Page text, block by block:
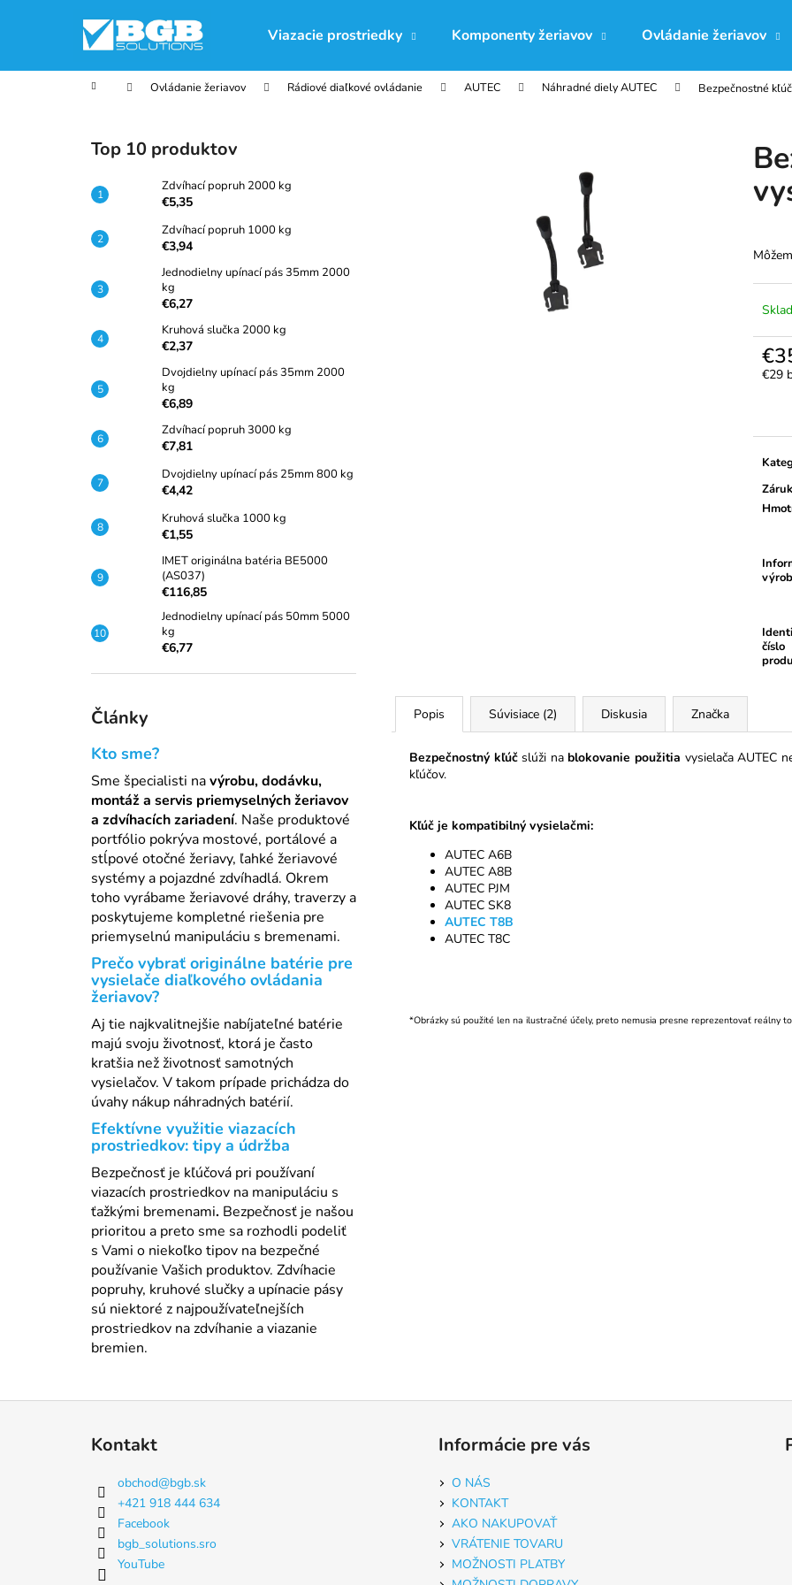
Viazacie prostriedky Komponenty žeriavov Ovládanie žeriavov
Domov Ovládanie žeriavov Rádiové diaľkové ovládanie AUTEC Náhradné diely AUTEC Bezpečnostné
Top 10 produktov
Zdvíhací popruh 2000 kg
€5,35
Zdvíhací popruh 1000 kg
€3,94
Jednodielny upínací pás 35mm 2000
kg
€6,27
Kruhová slučka 2000 kg
€2,37
Dvojdielny upínací pás 35mm 2000
kg
€6,89
Zdvíhací popruh 3000 kg
€7,81
Dvojdielny upínací pás 25mm 800 kg
€4,42
Kruhová slučka 1000 kg
€1,55
IMET originálna batéria BE5000
(AS037)
€116,85
Jednodielny upínací pás 50mm 5000
kg
€6,77
Články
Kto sme?
Sme špecialisti navýrobu, dodávku,
montáž a servis priemyselných žeriavov
a zdvíhacích zariadení. Naše produktové
portfólio pokrýva mostové, portálové a
stĺpové otočné žeriavy, ľahké žeriavové
systémy a pojazdné zdvíhadlá. Okrem
toho vyrábame žeriavové dráhy, traverzy a
poskytujeme kompletné riešenia pre
priemyselnú manipuláciu s bremenami.
Prečo vybrať originálne batérie pre
vysielače diaľkového ovládania
žeriavov?
Aj tie najkvalitnejšie nabíjateľné batérie
majú svoju životnosť, ktorá je často
kratšia než životnosť samotných
vysielačov. V takom prípade prichádza do
úvahy nákup náhradných batérií.
Efektívne využitie viazacích
prostriedkov: tipy a údržba
Bezpečnosť je kľúčová pri používaní
viazacích prostriedkov na manipuláciu s
ťažkými bremenami. Bezpečnosť je našou
prioritou a preto sme sa rozhodli podeliť
s Vami o niekoľko tipov na bezpečné
používanie Vašich produktov. Zdvíhacie
popruhy, kruhové slučky a upínacie pásy
sú niektoré z najpoužívateľnejších
prostriedkov na zdvíhanie a viazanie
bremien.
€29
číslo
Popis Súvisiace (2) Diskusia Značka
Bezpečnostný kľúčslúži nablokovanie použitia vysielača AUTEC
kľúčov.
Kľúč je kompatibilný vysielačmi:
AUTEC A6B
AUTEC A8B
AUTEC PJM
AUTEC SK8
AUTEC T8B
AUTEC T8C
*Obrázky sú použité len na ilustračné účely, preto nemusia presne reprezentovať reálny
í
Späť
do
Späť
do
Čo potrebujete nájsť?
Odporúčame
ZDVÍHACÍ POPRUH 2000 KG
Pôvodne: €5,54
Kontakt
obchod@bgb.sk
+421 918 444 634
Facebook
bgb_solutions.sro
YouTube
Informácie pre vás
O NÁS
KONTAKT
AKO NAKUPOVAŤ
VRÁTENIE TOVARU
MOŽNOSTI PLATBY